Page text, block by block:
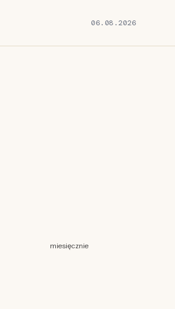
06.08.2026
miesięcznie